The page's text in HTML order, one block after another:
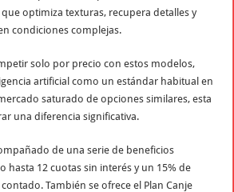
optimiza texturas, recupera detalles y
condiciones complejas.
solo por precio con estos modelos,
artificial como un estándar habitual en
saturado de opciones similares, esta
una diferencia significativa.
de una serie de beneficios
hasta 12 cuotas sin interés y un 15% de
También se ofrece el Plan Canje